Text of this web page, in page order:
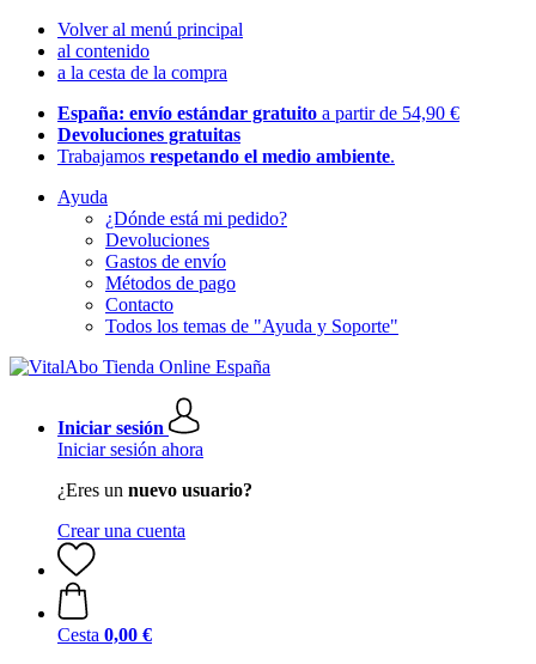
Volver al menú principal
al contenido
a la cesta de la compra
España: envío estándar gratuito a partir de 54,90 €
Devoluciones gratuitas
Trabajamos respetando el medio ambiente.
Ayuda
¿Dónde está mi pedido?
Devoluciones
Gastos de envío
Métodos de pago
Contacto
Todos los temas de "Ayuda y Soporte"
Iniciar sesión
Iniciar sesión ahora
¿Eres un nuevo usuario?
Crear una cuenta
Cesta 0,00 €